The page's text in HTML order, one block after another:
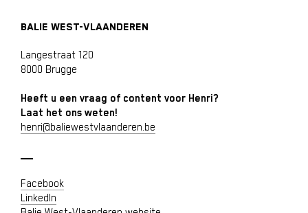
BALIE WEST-VLAANDEREN
Langestraat 120
8000 Brugge
Heeft u een vraag of content voor Henri?
Laat het ons weten!
henri@baliewestvlaanderen.be
Facebook
LinkedIn